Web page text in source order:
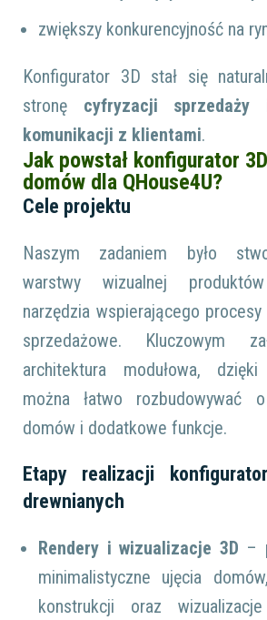
zwiększy konkurencyjność na
Konfigurator 3D stał się
stronę cyfryzacji sprzedaży
komunikacji z klientami.
Jak powstał konfigurator
domów dla QHouse4U?
Cele projektu
Naszym zadaniem było
warstwy wizualnej
narzędzia wspierającego
sprzedażowe. Kluczowym
architektura modułowa,
można łatwo rozbudowywać
domów i dodatkowe funkcje.
Etapy realizacji
drewnianych
Rendery i wizualizacje 3D –
minimalistyczne ujęcia
konstrukcji oraz